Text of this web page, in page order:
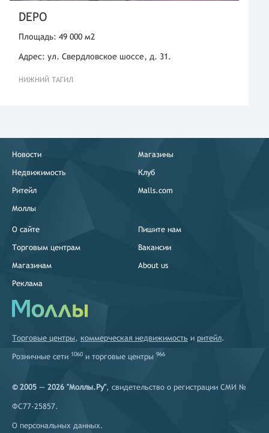
DEPO
Площадь: 49 000 м2
Адрес: ул. Свердловское шоссе, д. 31.
НИЖНИЙ ТАГИЛ
Новости
Недвижимость
Ритейл
Моллы
Магазины
Клуб
Malls.com
О сайте
Торговым центрам
Магазинам
Реклама
Пишите нам
Вакансии
About us
Торговые центры, коммерческая недвижимость и ритейл.
Розничные сети 1060 и торговые центры 966
© 2005 — 2026 "Моллы.Ру", свидетельство о регистрации СМИ №
ФС77-25857.
О персональных данных.